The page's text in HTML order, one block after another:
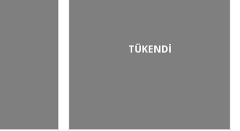
TÜKENDİ